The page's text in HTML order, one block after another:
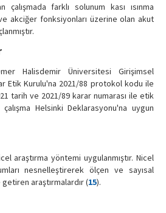
farklı solunum kası ısınma
akciğer fonksiyonları üzerine olan akut
Halisdemir Üniversitesi Girişimsel
Etik Kurulu'na 2021/88 protokol kodu ile
tarih ve 2021/89 karar numarası ile etik
çalışma Helsinki Deklarasyonu'na uygun
araştırma yöntemi uygulanmıştır. Nicel
nesnelleştirerek ölçen ve sayısal
araştırmalardır (15).